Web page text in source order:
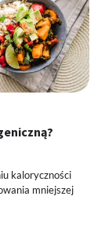
kaloryczności
mniejszej